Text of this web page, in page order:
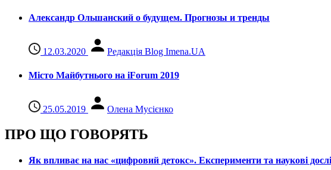
Александр Ольшанский о будущем. Прогнозы и тренды
12.03.2020 Редакція Blog Imena.UA
Місто Майбутнього на iForum 2019
25.05.2019 Олена Мусієнко
ПРО ЩО ГОВОРЯТЬ
Як впливає на нас «цифровий детокс». Експерименти та наукові